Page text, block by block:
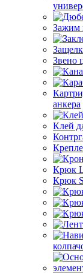
Зажим
Звено
анкера
Клей
Крюк
Крюк